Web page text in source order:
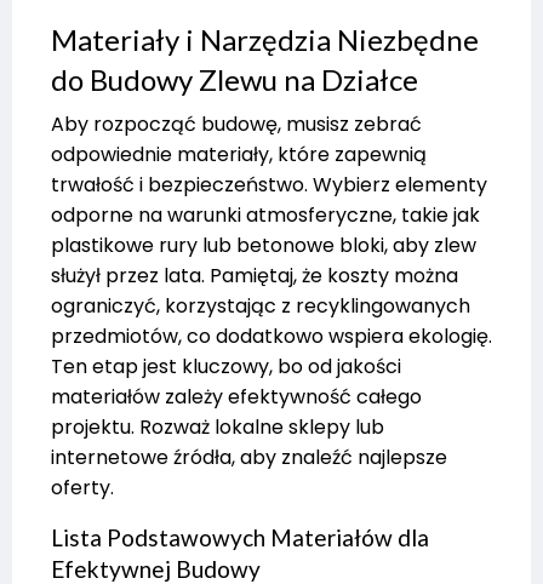
Materiały i Narzędzia Niezbędne
do Budowy Zlewu na Działce
Aby rozpocząć budowę, musisz zebrać
odpowiednie materiały, które zapewnią
trwałość i bezpieczeństwo. Wybierz elementy
odporne na warunki atmosferyczne, takie jak
plastikowe rury lub betonowe bloki, aby zlew
służył przez lata. Pamiętaj, że koszty można
ograniczyć, korzystając z recyklingowanych
przedmiotów, co dodatkowo wspiera ekologię.
Ten etap jest kluczowy, bo od jakości
materiałów zależy efektywność całego
projektu. Rozważ lokalne sklepy lub
internetowe źródła, aby znaleźć najlepsze
oferty.
Lista Podstawowych Materiałów dla
Efektywnej Budowy